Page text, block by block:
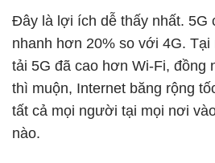
Đây là lợi ích dễ thấy nhất. 5G
nhanh hơn 20% so với 4G.
tải 5G đã cao hơn Wi-Fi, đồng
thì muộn, Internet băng rộng
tất cả mọi người tại mọi nơi
nào.